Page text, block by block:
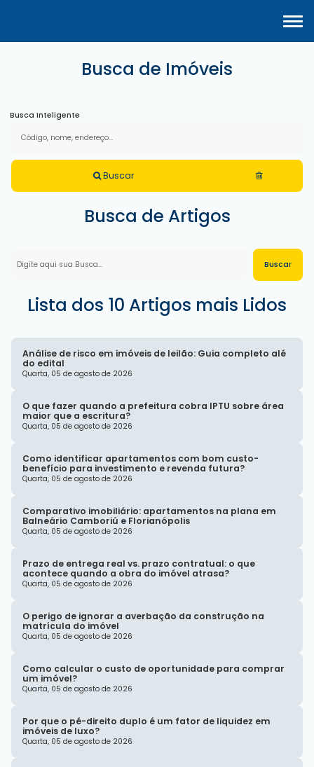
Busca de Imóveis
Busca Inteligente
Buscar
Busca de Artigos
Lista dos 10 Artigos mais Lidos
Análise de risco em imóveis de leilão: Guia completo alé
do edital
Quarta, 05 de agosto de 2026
O que fazer quando a prefeitura cobra IPTU sobre área
maior que a escritura?
Quarta, 05 de agosto de 2026
Como identificar apartamentos com bom custo-
benefício para investimento e revenda futura?
Quarta, 05 de agosto de 2026
Comparativo imobiliário: apartamentos na plana em
Balneário Camboriú e Florianópolis
Quarta, 05 de agosto de 2026
Prazo de entrega real vs. prazo contratual: o que
acontece quando a obra do imóvel atrasa?
Quarta, 05 de agosto de 2026
O perigo de ignorar a averbação da construção na
matrícula do imóvel
Quarta, 05 de agosto de 2026
Como calcular o custo de oportunidade para comprar
um imóvel?
Quarta, 05 de agosto de 2026
Por que o pé-direito duplo é um fator de liquidez em
imóveis de luxo?
Quarta, 05 de agosto de 2026